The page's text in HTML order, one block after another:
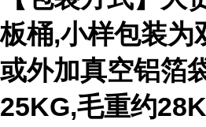
板桶,小样包装为
或外加真空铝箔
25KG,毛重约